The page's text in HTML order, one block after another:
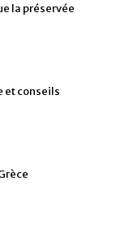
la préservée
et conseils